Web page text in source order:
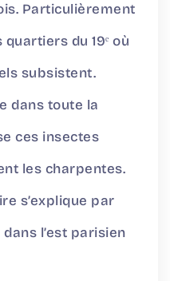
Particulièrement
du 19ᵉ où
subsistent.
dans toute la
ces insectes
les charpentes.
s’explique par
l’est parisien